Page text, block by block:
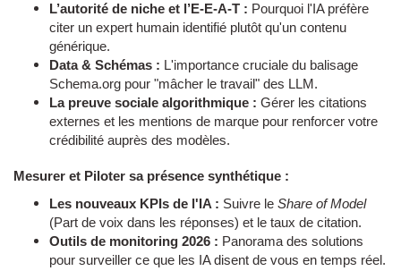
L’autorité de niche et l’E-E-A-T : Pourquoi l'IA préfère
citer un expert humain identifié plutôt qu'un contenu
générique.
Data & Schémas : L'importance cruciale du balisage
Schema.org pour "mâcher le travail" des LLM.
La preuve sociale algorithmique : Gérer les citations
externes et les mentions de marque pour renforcer votre
crédibilité auprès des modèles.
Mesurer et Piloter sa présence synthétique :
Les nouveaux KPIs de l'IA : Suivre le Share of Model
(Part de voix dans les réponses) et le taux de citation.
Outils de monitoring 2026 : Panorama des solutions
pour surveiller ce que les IA disent de vous en temps réel.